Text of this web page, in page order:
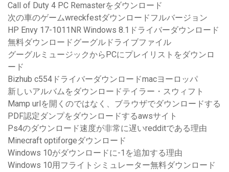
Call of Duty 4 PC Remasterをダウンロード
次の車のゲームwreckfestダウンロードフルバージョン
HP Envy 17-1011NR Windows 8.1ドライバーダウンロード
無料ダウンロードグーグルドライブファイル
グーグルミュージックからPCにプレイリストをダウンロ
ード
Bizhub c554ドライバーダウンロードmacヨーロッパ
新しいアルバムをダウンロードテイラー・スウィフト
Mamp urlを開くのではなく、ブラウザでダウンロードする
PDF認定ダンプをダウンロードするawsサイト
Ps4のダウンロード速度が非常に遅いredditである理由
Minecraft optiforgeダウンロード
Windows 10がダウンロードに-1を追加する理由
Windows 10用フライトシミュレーター無料ダウンロード